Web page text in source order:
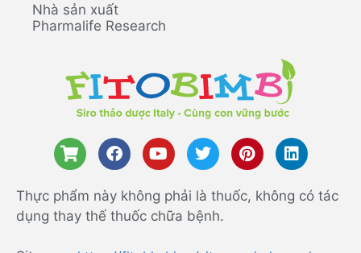
Nhà sản xuất
Pharmalife Research
Thực phẩm này không phải là thuốc, không có tác
dụng thay thế thuốc chữa bệnh.